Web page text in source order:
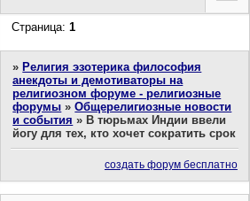
Страница:1
» Религия эзотерика философия
анекдоты и демотиваторы на
религиозном форуме - религиозные
форумы »Общерелигиозные новости
и события » В тюрьмах Индии ввели
йогу для тех, кто хочет сократить срок
создать форум бесплатно